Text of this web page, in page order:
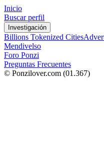
Inicio
Buscar perfil
Investigación
Billions Tokenized Cities
Mendivelso
Foro Ponzi
Preguntas Frecuentes
© Ponzilover.com (01.367)